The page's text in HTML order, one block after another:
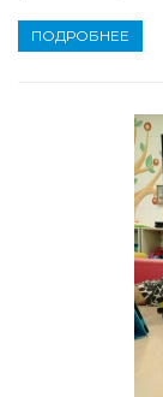
ПОДРОБНЕЕ